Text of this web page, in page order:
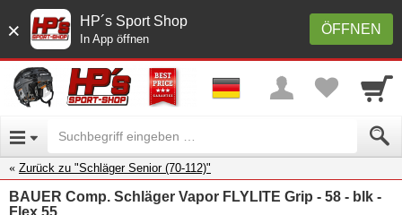
× ÖFFNEN
HP´s Sport Shop
In App öffnen
Zurück zu "Schläger Senior (70-112)"
BAUER Comp. Schläger Vapor FLYLITE Grip - 58 - blk -
Flex 55